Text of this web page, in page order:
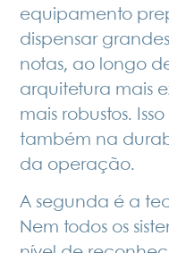
equipamento
dispensar
notas, ao longo
arquitetura mais
mais robustos.
também na
da operação.
A segunda é a
Nem todos os